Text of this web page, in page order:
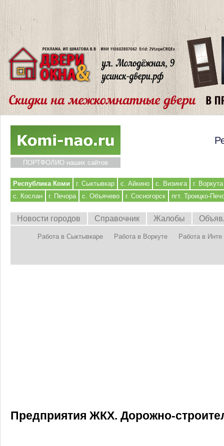
ПОРТФОЛИО наших сайтов
Республика Коми г. Сыктывкар с. Айкино с. Визинга
г. Воркута
с. Кослан
г. Печора с. Объячево г. Сосногорск пгт. Троицко-
Новости городов Справочник Жалобы
Работа в Сыктывкаре Работа в Воркуте Работа в Инте
Предприятия ЖКХ. Дорожно-